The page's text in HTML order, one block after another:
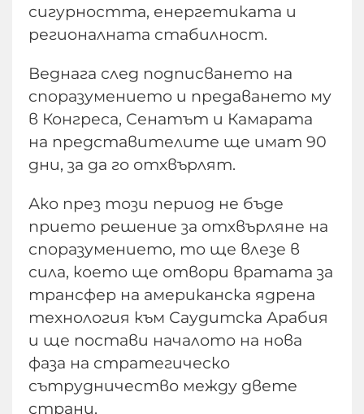
сигурността, енергетиката и
регионалната стабилност.
Веднага след подписването на
споразумението и предаването му
в Конгреса, Сенатът и Камарата
на представителите ще имат 90
дни, за да го отхвърлят.
Ако през този период не бъде
прието решение за отхвърляне на
споразумението, то ще влезе в
сила, което ще отвори вратата за
трансфер на американска ядрена
технология към Саудитска Арабия
и ще постави началото на нова
фаза на стратегическо
сътрудничество между двете
страни.